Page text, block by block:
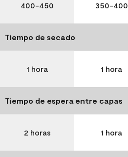
400-450 350-400
Tiempo de secado
1 hora 1 hora
Tiempo de espera entre capas
2 horas 1 hora